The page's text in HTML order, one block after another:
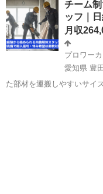
チーム
ッフ｜
月収
プロワー
愛知県 豊
た部材を運搬しやすいサイ